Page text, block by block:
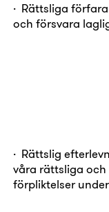
· Rättsliga
och försvara
· Rättslig
våra rättsliga och
förpliktelser